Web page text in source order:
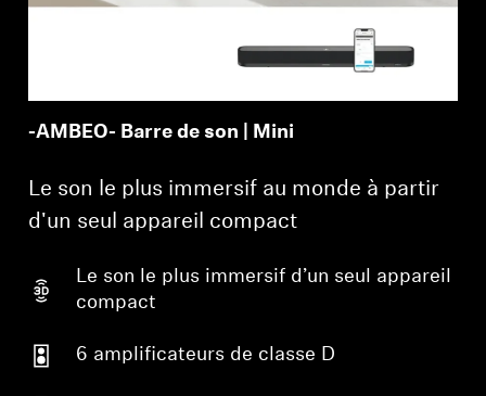
Soutien technique du produit
Professionnelle
-AMBEO- Barre de son | Mini
Le son le plus immersif au monde à partir
d'un seul appareil compact
Le son le plus immersif d’un seul appareil
compact
6 amplificateurs de classe D